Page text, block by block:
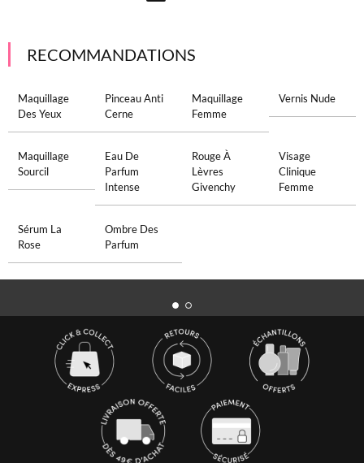
RECOMMANDATIONS
Maquillage
Des Yeux
Pinceau Anti
Cerne
Maquillage
Femme
Vernis Nude
Maquillage
Sourcil
Eau De
Parfum
Intense
Rouge À
Lèvres
Givenchy
Visage
Clinique
Femme
Sérum La
Rose
Ombre Des
Parfum